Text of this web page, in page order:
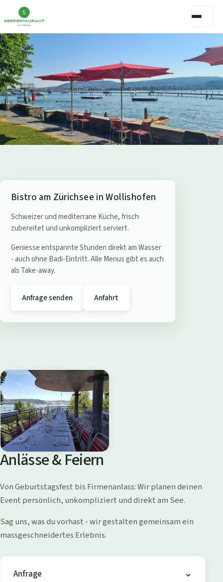
S
e
e
e
s
r
B
a
d
i
W
o
l
i
s
h
o
e
n
Bistro am Zürichsee in Wollishofen
Schweizer und mediterrane Küche, frisch
zubereitet und unkompliziert serviert.
Geniesse entspannte Stunden direkt am Wasser
- auch ohne Badi-Eintritt. Alle Menus gibt es auch
als Take-away.
Anfrage senden Anfahrt
Anlässe & Feiern
Von Geburtstagsfest bis Firmenanlass: Wir planen deinen
Event persönlich, unkompliziert und direkt am See.
Sag uns, was du vorhast - wir gestalten gemeinsam ein
massgeschneidertes Erlebnis.
Anfrage